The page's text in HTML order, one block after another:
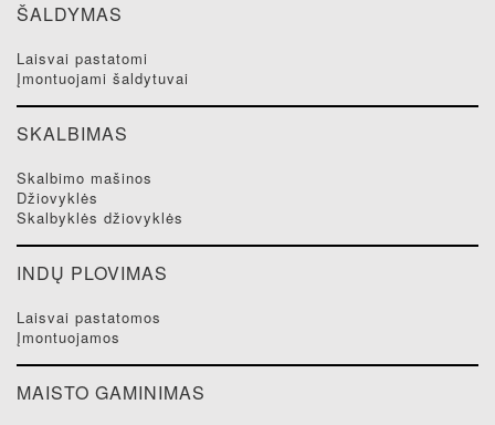
ŠALDYMAS
laisvai pastatomi
įmontuojami šaldytuvai
SKALBIMAS
skalbimo mašinos
džiovyklės
skalbyklės džiovyklės
INDŲ PLOVIMAS
laisvai pastatomos
įmontuojamos
MAISTO GAMINIMAS